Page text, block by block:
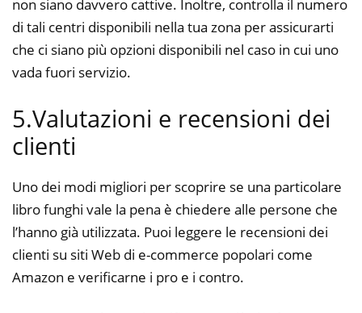
non siano davvero cattive. Inoltre, controlla il numero
di tali centri disponibili nella tua zona per assicurarti
che ci siano più opzioni disponibili nel caso in cui uno
vada fuori servizio.
5.Valutazioni e recensioni dei
clienti
Uno dei modi migliori per scoprire se una particolare
libro funghi vale la pena è chiedere alle persone che
l’hanno già utilizzata. Puoi leggere le recensioni dei
clienti su siti Web di e-commerce popolari come
Amazon e verificarne i pro e i contro.